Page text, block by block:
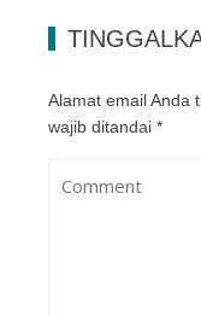
Alamat email Anda
wajib ditandai *